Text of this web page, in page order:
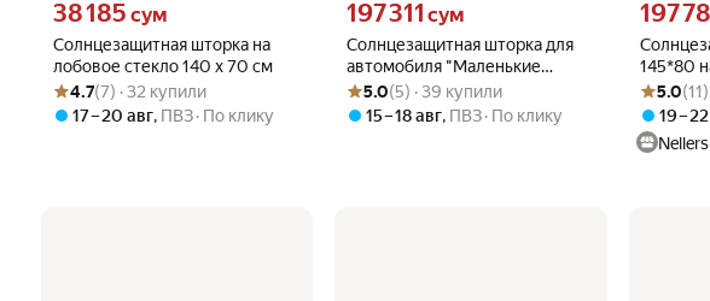
Солнцезащитная шторка на
лобовое стекло 140 x 70 см
Цена 38185 сум вместо
38 185 сум
Рейтинг товара: 4.7 из 5
Оценок: (7) · 32 купили
4.7(7) · 32 купили
17 – 20 авг, ПВЗ По клику
Солнцезащитная шторка для
автомобиля "Маленькие
динозаврики"
Цена 197311 сум вместо
197 311 сум
Рейтинг товара: 5.0 из 5
Оценок: (5) · 39 купили
5.0(5) · 39 купили
15 – 18 авг, ПВЗ По клику
145*80
зонт
вырезом
Цена
197
Рейтинг
Оценок:
5.0
19 –
Nellers